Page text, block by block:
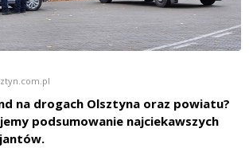
na drogach Olsztyna oraz powiatu?
podsumowanie najciekawszych